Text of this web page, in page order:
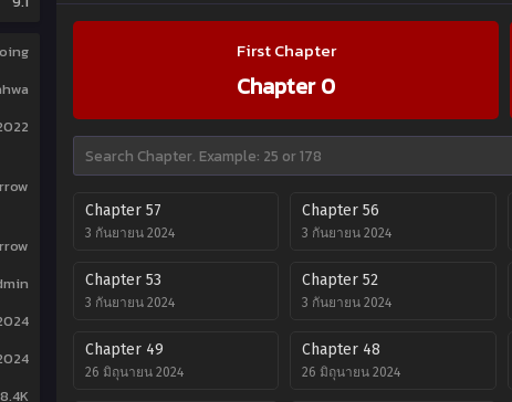
First Chapter
Chapter 0
Chapter 57
3 กันยายน 2024
Chapter 56
3 กันยายน 2024
Chapter 53
3 กันยายน 2024
Chapter 52
3 กันยายน 2024
Chapter 49
26 มิถุนายน 2024
Chapter 48
26 มิถุนายน 2024